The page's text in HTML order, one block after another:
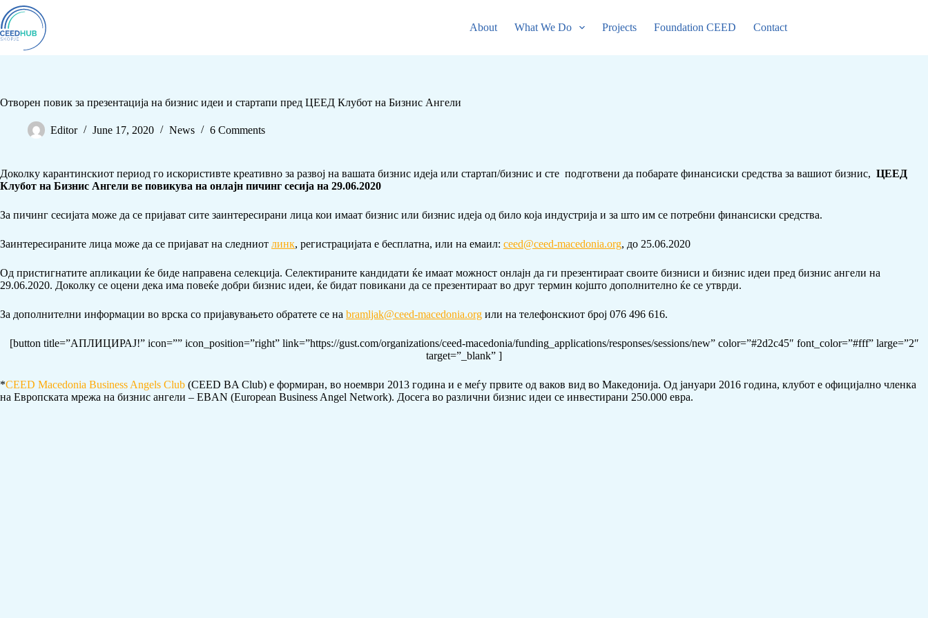
About What We Do Projects Foundation CEED Contact
Отворен повик за презентација на бизнис идеи и стартапи пред ЦЕЕД Клубот на Бизнис Ангели
Editor June 17, 2020 News 6 Comments
Доколку карантинскиот период го искористивте креативно за развој на вашата бизнис идеја или стартап/бизнис и сте подготвени да побарате финансиски средства за вашиот бизнис, ЦЕЕД
Клубот на Бизнис Ангели ве повикува на онлајн пичинг сесија на 29.06.2020
За пичинг сесијата може да се пријават сите заинтересирани лица кои имаат бизнис или бизнис идеја од било која индустрија и за што им се потребни финансиски средства.
Заинтересираните лица може да се пријават на следниот линк, регистрацијата е бесплатна, или на емаил: ceed@ceed-macedonia.org, до 25.06.2020
Од пристигнатите апликации ќе биде направена селекција. Селектираните кандидати ќе имаат можност онлајн да ги презентираат своите бизниси и бизнис идеи пред бизнис ангели на
29.06.2020. Доколку се оцени дека има повеќе добри бизнис идеи, ќе бидат повикани да се презентираат во друг термин којшто дополнително ќе се утврди.
За дополнителни информации во врска со пријавувањето обратете се на bramljak@ceed-macedonia.org или на телефонскиот број 076 496 616.
[button title=”АПЛИЦИРАЈ!” icon=”” icon_position=”right” link=”https://gust.com/organizations/ceed-macedonia/funding_applications/responses/sessions/new” color=”#2d2c45″ font_color=”#fff” large=”2″
target=”_blank” ]
*CEED Macedonia Business Angels Club (CEED BA Club) е формиран, во ноември 2013 година и е меѓу првите од ваков вид во Македонија. Од јануари 2016 година, клубот е официјално членка
на Еврoпската мрежа на бизнис ангели – EBAN (European Business Angel Network). Досега во различни бизнис идеи се инвестирани 250.000 евра.